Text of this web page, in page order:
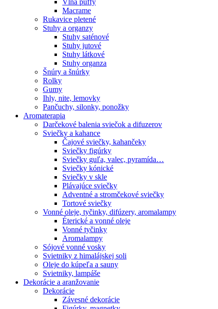
Vlna puffy
Macrame
Rukavice pletené
Stuhy a organzy
Stuhy saténové
Stuhy jutové
Stuhy látkové
Stuhy organza
Šnúry a šnúrky
Rolky
Gumy
Ihly, nite, lemovky
Pančuchy, silonky, ponožky
Aromaterapia
Darčekové balenia sviečok a difuzerov
Sviečky a kahance
Čajové sviečky, kahančeky
Sviečky figúrky
Sviečky guľa, valec, pyramída…
Sviečky kónické
Sviečky v skle
Plávajúce sviečky
Adventné a stromčekové sviečky
Tortové sviečky
Vonné oleje, tyčinky, difúzery, aromalampy
Éterické a vonné oleje
Vonné tyčinky
Aromalampy
Sójové vonné vosky
Svietniky z himalájskej soli
Oleje do kúpeľa a sauny
Svietniky, lampáše
Dekorácie a aranžovanie
Dekorácie
Závesné dekorácie